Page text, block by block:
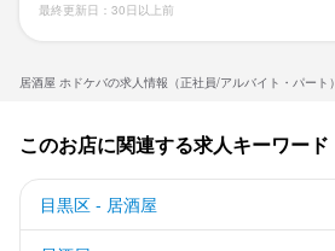
居酒屋 ホドケバの求人情報（正社員/アルバイト・パート）
最終更新日：30日以上前
このお店に関連する求人キーワード
目黒区 - 居酒屋